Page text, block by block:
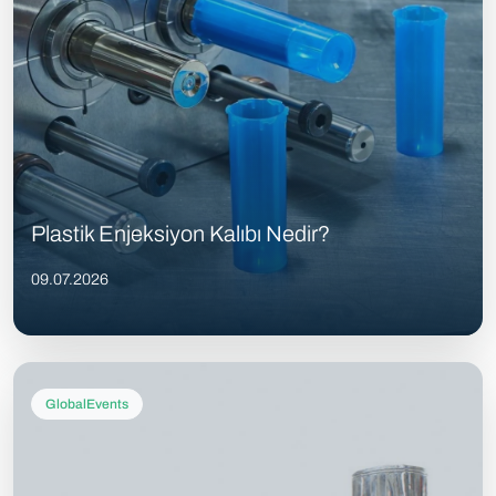
Plastik Enjeksiyon Kalıbı Nedir?
09.07.2026
GlobalEvents